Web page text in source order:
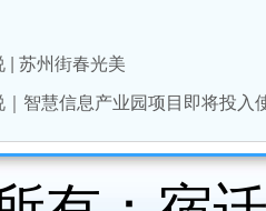
| ​苏州街春光美
｜智慧信息产业园项目即将投入